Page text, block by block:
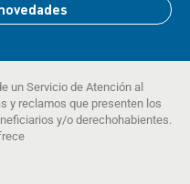
un Servicio de Atención al
y reclamos que presenten los
y/o derechohabientes.